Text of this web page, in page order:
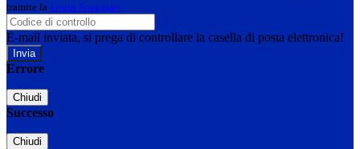
tramite la Login Spaggiari
E-mail inviata, si prega di controllare la casella di posta elettronica!
Errore
Chiudi
Successo
Chiudi